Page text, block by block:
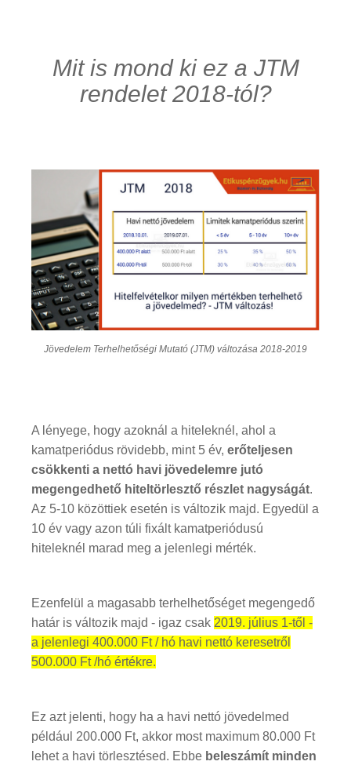
Mit is mond ki ez a JTM
rendelet 2018-tól?
Jövedelem Terhelhetőségi Mutató (JTM) változása 2018-2019
A lényege, hogy azoknál a hiteleknél, ahol a
kamatperiódus rövidebb, mint 5 év, erőteljesen
csökkenti a nettó havi jövedelemre jutó
megengedhető hiteltörlesztő részlet nagyságát.
Az 5-10 közöttiek esetén is változik majd. Egyedül a
10 év vagy azon túli fixált kamatperiódusú
hiteleknél marad meg a jelenlegi mérték.
Ezenfelül a magasabb terhelhetőséget megengedő
határ is változik majd - igaz csak 2019. július 1-től -
a jelenlegi 400.000 Ft / hó havi nettó keresetről
500.000 Ft /hó értékre.
Ez azt jelenti, hogy ha a havi nettó jövedelmed
például 200.000 Ft, akkor most maximum 80.000 Ft
lehet a havi törlesztésed. Ebbe beleszámít minden